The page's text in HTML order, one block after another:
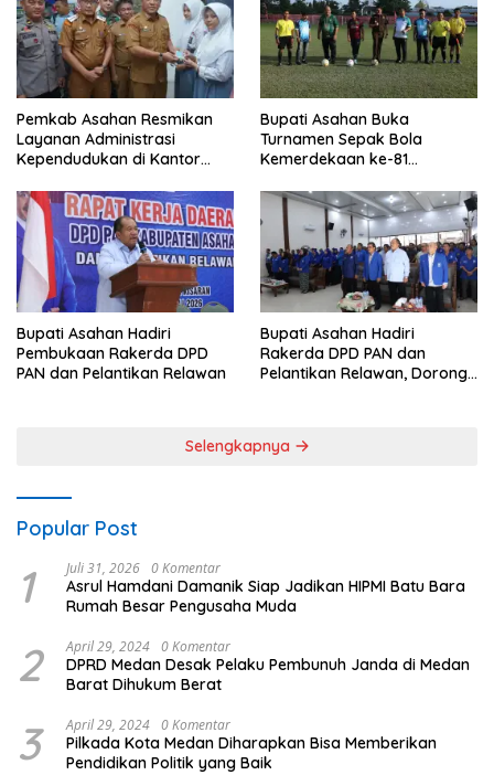
Pemkab Asahan Resmikan
Layanan Administrasi
Kependudukan di Kantor
Bupati Asahan Buka
Turnamen Sepak Bola
Kemerdekaan ke-81
0208/Asahan
Bupati Asahan Hadiri
Pembukaan Rakerda DPD
PAN dan Pelantikan Relawan
Bupati Asahan Hadiri
Rakerda DPD PAN dan
Pelantikan Relawan, Dorong
Selengkapnya
Popular Post
1 Juli 31, 2026 0 Komentar
Asrul Hamdani Damanik Siap Jadikan HIPMI Batu Bara
Rumah Besar Pengusaha Muda
2 April 29, 2024 0 Komentar
DPRD Medan Desak Pelaku Pembunuh Janda di Medan
Barat Dihukum Berat
3 April 29, 2024 0 Komentar
Pilkada Kota Medan Diharapkan Bisa Memberikan
Pendidikan Politik yang Baik